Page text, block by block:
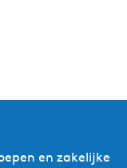
en zakelijke